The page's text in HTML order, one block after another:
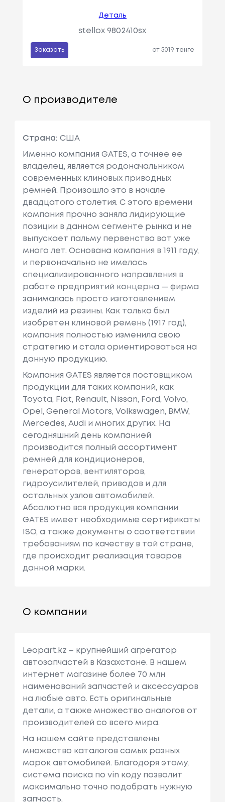
Деталь
stellox 9802410sx
Заказать от 5019 тенге
О производителе
Страна: США
Именно компания GATES, а точнее ее
владелец, является родоначальником
современных клиновых приводных
ремней. Произошло это в начале
двадцатого столетия. С этого времени
компания прочно заняла лидирующие
позиции в данном сегменте рынка и не
выпускает пальму первенства вот уже
много лет. Основана компания в 1911 году,
и первоначально не имелось
специализированного направления в
работе предприятий концерна — фирма
занималась просто изготовлением
изделий из резины. Как только был
изобретен клиновой ремень (1917 год),
компания полностью изменила свою
стратегию и стала ориентироваться на
данную продукцию.
Компания GATES является поставщиком
продукции для таких компаний, как
Toyota, Fiat, Renault, Nissan, Ford, Volvo,
Opel, General Motors, Volkswagen, BMW,
Mercedes, Audi и многих других. На
сегодняшний день компанией
производится полный ассортимент
ремней для кондиционеров,
генераторов, вентиляторов,
гидроусилителей, приводов и для
остальных узлов автомобилей.
Абсолютно вся продукция компании
GATES имеет необходимые сертификаты
ISO, а также документы о соответствии
требованиям по качеству в той стране,
где происходит реализация товаров
данной марки.
О компании
Leopart.kz – крупнейший агрегатор
автозапчастей в Казахстане. В нашем
интернет магазине более 70 млн
наименований запчастей и аксессуаров
на любые авто. Есть оригинальные
детали, а также множество аналогов от
производителей со всего мира.
На нашем сайте представлены
множество каталогов самых разных
марок автомобилей. Благодоря этому,
система поиска по vin коду позволит
максимально точно подобрать нужную
запчасть.